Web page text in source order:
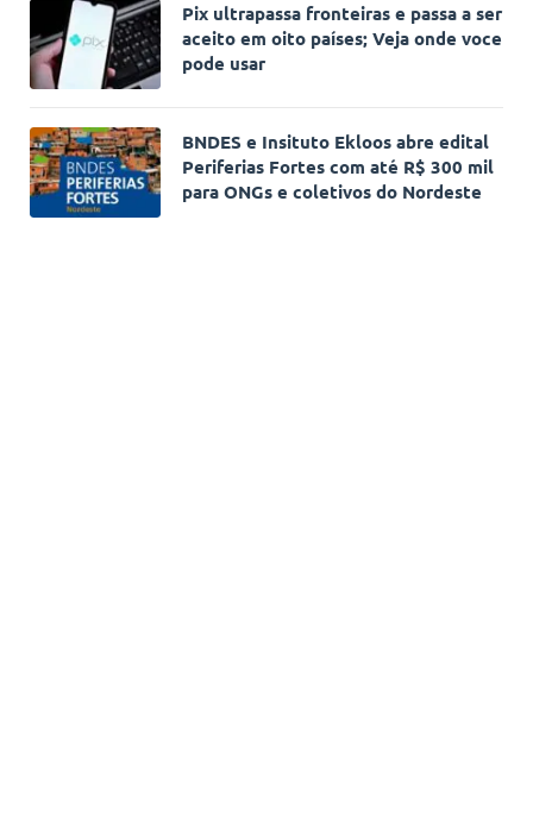
Pix ultrapassa fronteiras e passa a ser
aceito em oito países; Veja onde voce
pode usar
BNDES e Insituto Ekloos abre edital
Periferias Fortes com até R$ 300 mil
para ONGs e coletivos do Nordeste